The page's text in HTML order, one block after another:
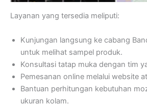
Layanan yang tersedia meliputi:
Kunjungan langsung ke cabang
untuk melihat sampel produk.
Konsultasi tatap muka dengan tim
Pemesanan online melalui website
Bantuan perhitungan kebutuhan
ukuran kolam.